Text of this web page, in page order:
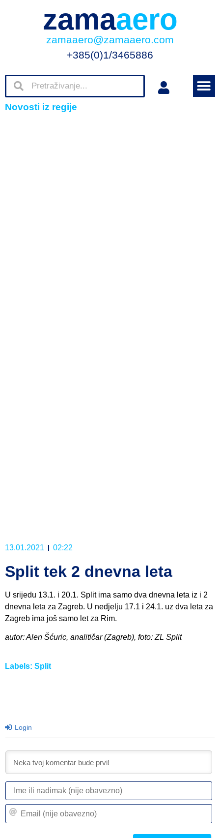
zamaaero
zamaaero@zamaaero.com
+385(0)1/3465886
Novosti iz regije
13.01.2021 02:22
Split tek 2 dnevna leta
U srijedu 13.1. i 20.1. Split ima samo dva dnevna leta iz i 2
dnevna leta za Zagreb. U nedjelju 17.1 i 24.1. uz dva leta za
Zagreb ima još samo let za Rim.
autor: Alen Šćuric, analitičar (Zagreb), foto: ZL Split
Labels: Split
Login